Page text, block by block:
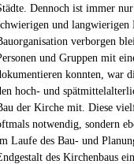
Dennoch ist immer
und langwierigen
verborgen
und Gruppen mit
konnten, war
hoch- und
der Kirche mit. Diese
notwendig, sondern
Laufe des Bau- und
des Kirchenbaus